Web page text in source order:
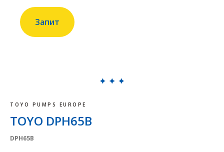
Запит
TOYO PUMPS EUROPE
TOYO DPH65B
DPH65B